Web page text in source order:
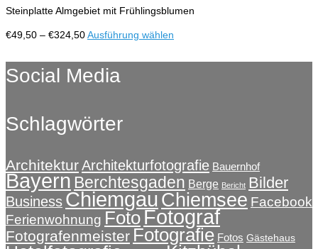
Die
können
Steinplatte Almgebiet mit Frühlingsblumen
€49,50 – €324,50Preisspanne:
bis
€324,50
Ausführung wählen
weist
auf
der
Produktseite
gewählt
werden
Social Media
Schlagwörter
ArchitekturArchitekturfotografie Bauernhof
Bayern Berchtesgaden Berge Bericht Bilder
BusinessChiemgauChiemsee Facebook
Ferienwohnung FotoFotograf
Fotografenmeister Fotografie Fotos Gästehaus